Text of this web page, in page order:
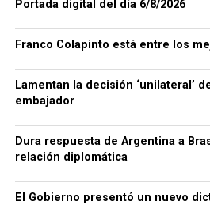
Portada digital del día 6/8/2026
Franco Colapinto está entre los
Lamentan la decisión ‘unilateral’
embajador
Dura respuesta de Argentina a
relación diplomática
El Gobierno presentó un nuevo